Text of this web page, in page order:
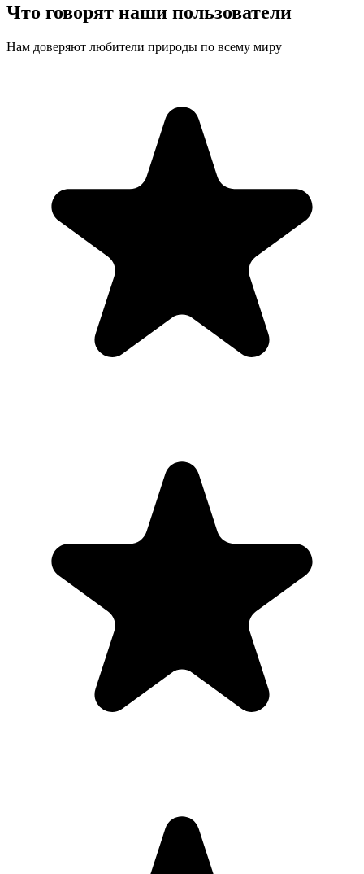
Что говорят наши пользователи
Нам доверяют любители природы по всему миру